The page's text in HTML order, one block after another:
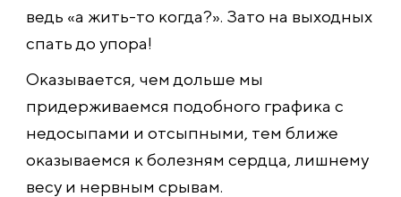
ведь «а жить-то когда?». Зато на выходных
спать до упора!
Оказывается, чем дольше мы
придерживаемся подобного графика с
недосыпами и отсыпными, тем ближе
оказываемся к болезням сердца, лишнему
весу и нервным срывам.